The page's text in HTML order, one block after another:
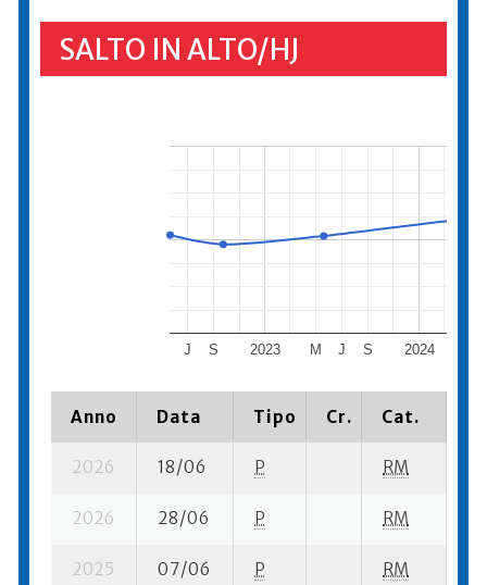
SALTO IN ALTO/HJ
2023 2024
J S M J S
Anno Data Tipo Cr. Cat.
2026 18/06 P RM
2026 28/06 P RM
2025 07/06 P RM